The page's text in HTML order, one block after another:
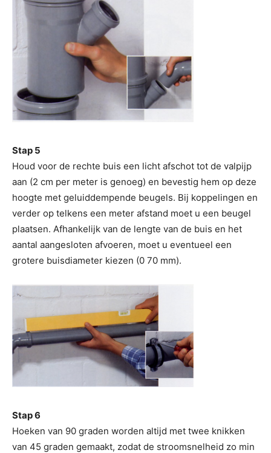
Stap 5
Houd voor de rechte buis een licht afschot tot de valpijp
aan (2 cm per meter is genoeg) en bevestig hem op deze
hoogte met geluiddempende beugels. Bij koppelingen en
verder op telkens een meter afstand moet u een beugel
plaatsen. Afhankelijk van de lengte van de buis en het
aantal aangesloten afvoeren, moet u eventueel een
grotere buisdiameter kiezen (0 70 mm).
Stap 6
Hoeken van 90 graden worden altijd met twee knikken
van 45 graden gemaakt, zodat de stroomsnelheid zo min